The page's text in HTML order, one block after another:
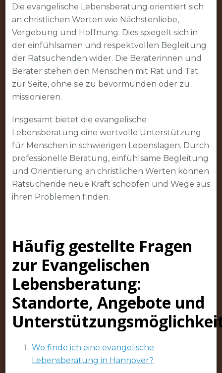
Die evangelische Lebensberatung orientiert sich
an christlichen Werten wie Nächstenliebe,
Vergebung und Hoffnung. Dies spiegelt sich in
der einfühlsamen und respektvollen Begleitung
der Ratsuchenden wider. Die Beraterinnen und
Berater stehen den Menschen mit Rat und Tat
zur Seite, ohne sie zu bevormunden oder zu
missionieren.
Insgesamt bietet die evangelische
Lebensberatung eine wertvolle Unterstützung
für Menschen in schwierigen Lebenslagen. Durch
professionelle Beratung, einfühlsame Begleitung
und Orientierung an christlichen Werten können
Ratsuchende neue Kraft schöpfen und Wege aus
ihren Problemen finden.
Häufig gestellte Fragen
zur Evangelischen
Lebensberatung:
Standorte, Angebote und
Wo finde ich eine evangelische
Lebensberatung in Hannover?